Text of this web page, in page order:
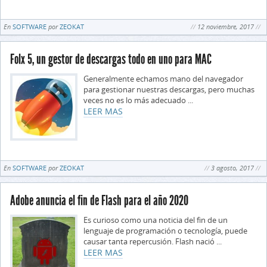
En SOFTWARE porZEOKAT 12 noviembre, 2017
Folx 5, un gestor de descargas todo en uno para MAC
Generalmente echamos mano del navegador
para gestionar nuestras descargas, pero muchas
veces no es lo más adecuado ...
LEER MAS
En SOFTWARE porZEOKAT 3 agosto, 2017
Adobe anuncia el fin de Flash para el año 2020
Es curioso como una noticia del fin de un
lenguaje de programación o tecnología, puede
causar tanta repercusión. Flash nació ...
LEER MAS